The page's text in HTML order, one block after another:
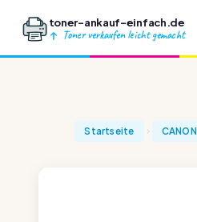
toner-ankauf-einfach.de
Toner verkaufen leicht gemacht
Startseite CANON